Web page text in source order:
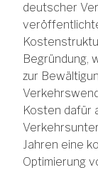
deutscher
Begründung,
zur
Kosten dafür
Jahren eine
Optimierung